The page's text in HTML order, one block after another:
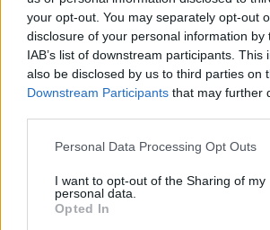
your opt-out. You may separately opt-out
disclosure of your personal information by
IAB’s list of downstream participants. This
also be disclosed by us to third parties on
Downstream Participants that may further
Personal Data Processing Opt Outs
I want to opt-out of the Sharing of my
personal data.
Opted In
Ακολουθήστε το Pink.gr στο
μάθετε πρώτοι τα πιο hot νέα.
Ακολουθήστε το Pink.gr και στο